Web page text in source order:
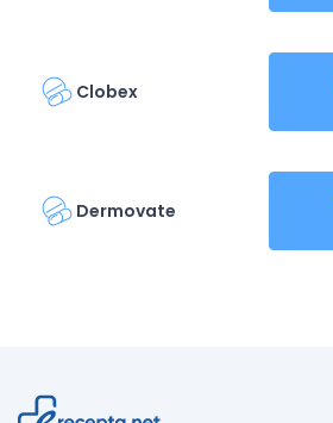
Clobex
Dermovate